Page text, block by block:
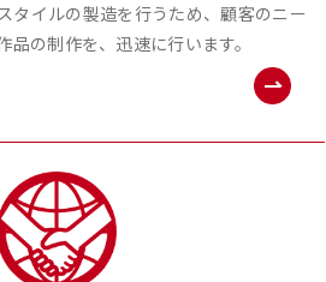
タイルの製造を⾏うため、顧客のニー
の制作を、迅速に行います。